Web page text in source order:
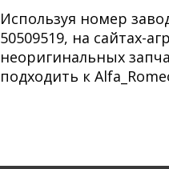
Используя номер
50509519, на сайтах-
неоригинальных
подходить к